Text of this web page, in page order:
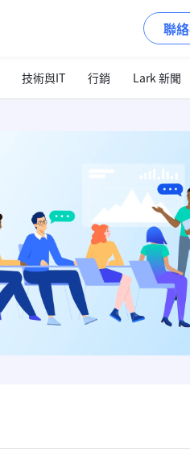
聯
技術與IT 行銷 Lark 新聞